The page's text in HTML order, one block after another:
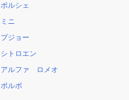
ポルシェ
ミニ
プジョー
シトロエン
アルファ ロメオ
ボルボ